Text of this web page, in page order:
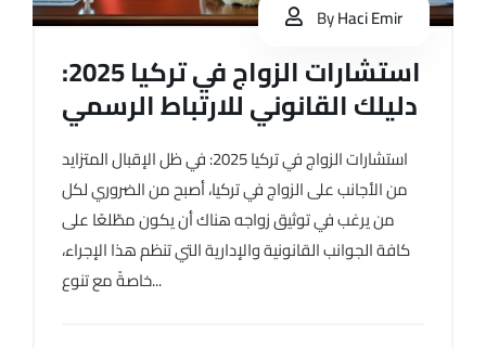
ByHaci Emir
استشارات الزواج في تركيا 2025:
دليلك القانوني للارتباط الرسمي
استشارات الزواج في تركيا 2025: في ظل الإقبال المتزايد
من الأجانب على الزواج في تركيا، أصبح من الضروري لكل
من يرغب في توثيق زواجه هناك أن يكون مطّلعًا على
كافة الجوانب القانونية والإدارية التي تنظم هذا الإجراء،
خاصةً مع تنوع...